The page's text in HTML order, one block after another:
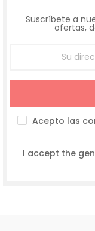
Suscríbete a
ofertas,
Acepto las
I accept the